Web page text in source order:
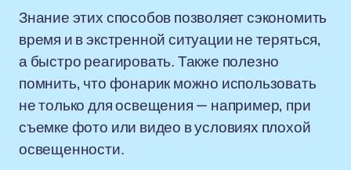
Знание этих способов позволяет сэкономить
время и в экстренной ситуации не теряться,
а быстро реагировать. Также полезно
помнить, что фонарик можно использовать
не только для освещения — например, при
съемке фото или видео в условиях плохой
освещенности.